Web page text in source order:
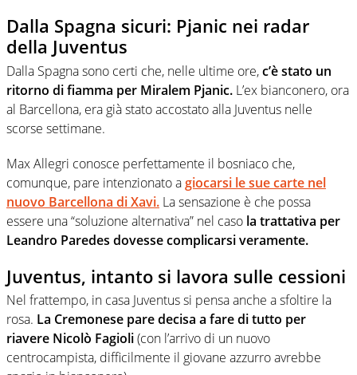
Dalla Spagna sicuri: Pjanic nei radar
della Juventus
Dalla Spagna sono certi che, nelle ultime ore,c’è stato un
ritorno di fiamma per Miralem Pjanic. L’ex bianconero, ora
al Barcellona, era già stato accostato alla Juventus nelle
scorse settimane.
Max Allegri conosce perfettamente il bosniaco che,
comunque, pare intenzionato agiocarsi le sue carte nel
nuovo Barcellona di Xavi. La sensazione è che possa
essere una “soluzione alternativa” nel caso la trattativa per
Leandro Paredes dovesse complicarsi veramente.
Juventus, intanto si lavora sulle cessioni
Nel frattempo, in casa Juventus si pensa anche a sfoltire la
rosa. La Cremonese pare decisa a fare di tutto per
riavere Nicolò Fagioli(con l’arrivo di un nuovo
centrocampista, difficilmente il giovane azzurro avrebbe